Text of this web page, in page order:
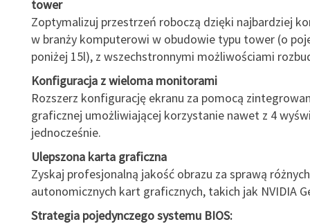
tower
Zoptymalizuj przestrzeń roboczą dzięki najbardziej
w branży komputerowi w obudowie typu tower (o
poniżej 15l), z wszechstronnymi możliwościami
Konfiguracja z wieloma monitorami
Rozszerz konfigurację ekranu za pomocą
graficznej umożliwiającej korzystanie nawet z 4
jednocześnie.
Ulepszona karta graficzna
Zyskaj profesjonalną jakość obrazu za sprawą różnych
autonomicznych kart graficznych, takich jak NVIDIA
Strategia pojedynczego systemu BIOS: